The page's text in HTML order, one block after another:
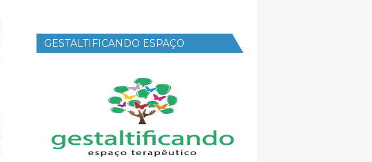
GESTALTIFICANDO ESPAÇO